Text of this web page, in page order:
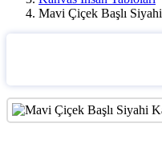
Mavi Çiçek Başlı